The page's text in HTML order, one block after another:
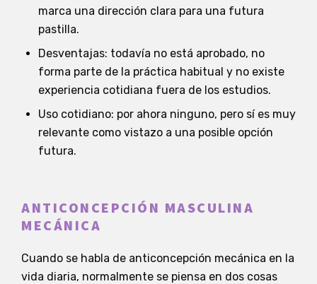
marca una dirección clara para una futura
pastilla.
Desventajas: todavía no está aprobado, no
forma parte de la práctica habitual y no existe
experiencia cotidiana fuera de los estudios.
Uso cotidiano: por ahora ninguno, pero sí es muy
relevante como vistazo a una posible opción
futura.
ANTICONCEPCIÓN MASCULINA
MECÁNICA
Cuando se habla de anticoncepción mecánica en la
vida diaria, normalmente se piensa en dos cosas